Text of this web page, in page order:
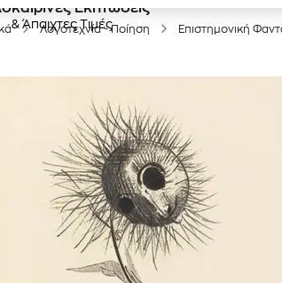
Εκπτώσεις
& Άπαιχτες Τιμές
Λογοτεχνία - Ποίηση Επιστημονική